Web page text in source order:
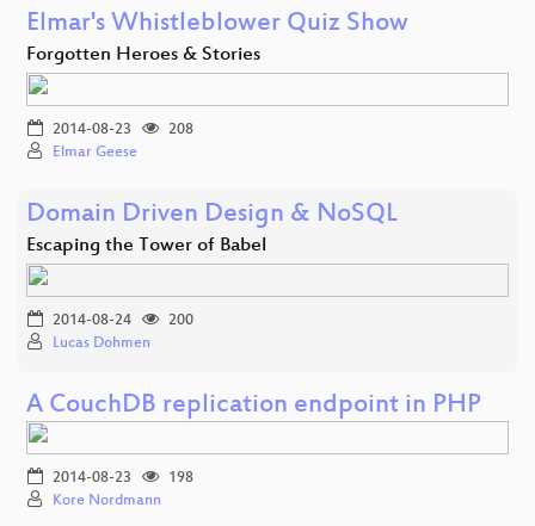
Elmar's Whistleblower Quiz Show
Forgotten Heroes & Stories
2014-08-23
208
Elmar Geese
Domain Driven Design & NoSQL
Escaping the Tower of Babel
2014-08-24
200
Lucas Dohmen
A CouchDB replication endpoint in PHP
2014-08-23
198
Kore Nordmann